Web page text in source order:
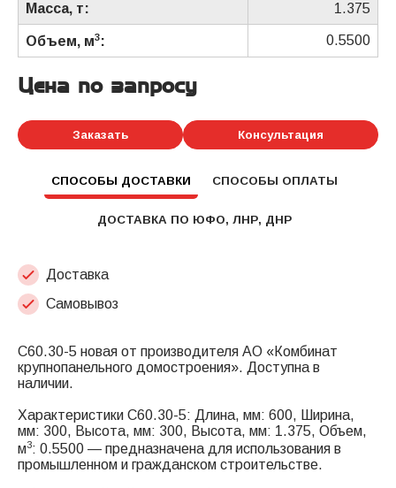
Масса, т: 1.375
Объем, м3: 0.5500
Цена по запросу
Заказать Консультация
СПОСОБЫ ДОСТАВКИ СПОСОБЫ ОПЛАТЫ
ДОСТАВКА ПО ЮФО, ЛНР, ДНР
Доставка
Самовывоз
С60.30-5 новая от производителя АО «Комбинат
крупнопанельного домостроения». Доступна в
наличии.
Характеристики С60.30-5: Длина, мм: 600, Ширина,
мм: 300, Высота, мм: 300, Высота, мм: 1.375, Объем,
м3: 0.5500 — предназначена для использования в
промышленном и гражданском строительстве.